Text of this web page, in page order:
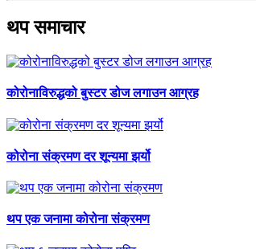
थप समाचार
कोरोनाविरुद्धको बुस्टर डोज लगाउन आग्रह
कोरोना संक्रमण दर शून्यमा झर्यो
थप एक जनामा कोरोना संक्रमण